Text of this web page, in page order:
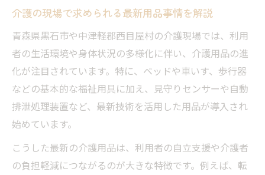
西目屋村における介護負担軽減のコツ
介護負担を減らす用品選びの実践ポイント
西目屋村の介護事情に合う福祉用具とは
利用者の声から学ぶ介護用品の最適活用法
相談支援事業所と連携した介護サポート事
例
介護用品で実現する家族の安心サポート術
信頼できる介護用品を選ぶ実践ポイント
信頼重視の介護用品選定ポイント解説
介護の現場で求められる最新用品事情を解説
青森県黒石市や中津軽郡西目屋村の介護現場では、利用
者の生活環境や身体状況の多様化に伴い、介護用品の進
化が注目されています。特に、ベッドや車いす、歩行器
などの基本的な福祉用具に加え、見守りセンサーや自動
排泄処理装置など、最新技術を活用した用品が導入され
始めています。
こうした最新の介護用品は、利用者の自立支援や介護者
の負担軽減につながるのが大きな特徴です。例えば、転